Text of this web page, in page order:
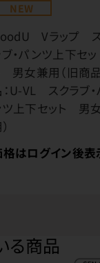
NEW
Vラップ
・パンツ上下セッ
男女兼用（旧商
U-VL スクラブ・
ツ上下セット 男
はログイン後表
る商品